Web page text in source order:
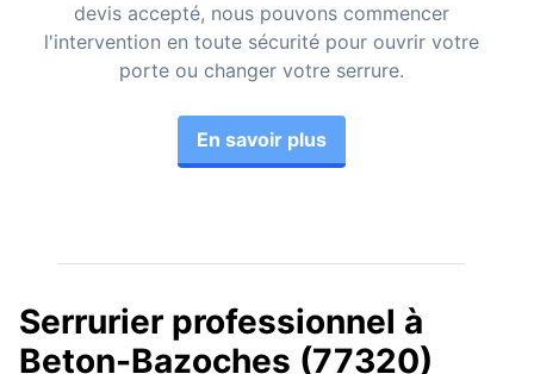
devis accepté, nous pouvons commencer
l'intervention en toute sécurité pour ouvrir votre
porte ou changer votre serrure.
En savoir plus
Serrurier professionnel à
Beton-Bazoches (77320)